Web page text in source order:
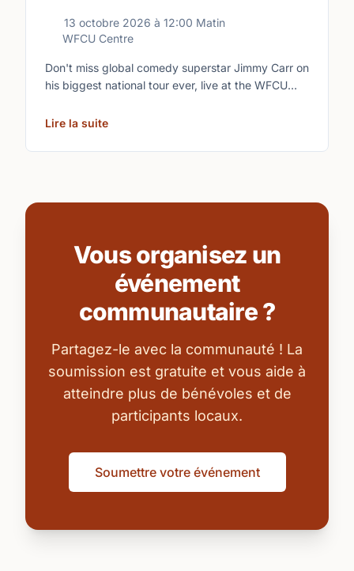
13 octobre 2026 à 12:00 Matin
WFCU Centre
Don't miss global comedy superstar Jimmy Carr on
his biggest national tour ever, live at the WFCU
Lire la suite
Vous organisez un
événement
communautaire ?
Partagez-le avec la communauté ! La
soumission est gratuite et vous aide à
atteindre plus de bénévoles et de
participants locaux.
Soumettre votre événement